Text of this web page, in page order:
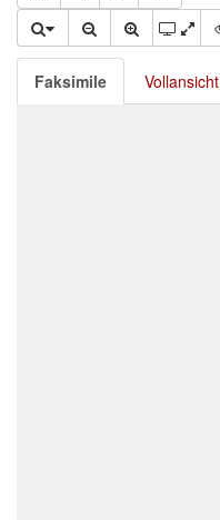
Faksimile Vollansicht